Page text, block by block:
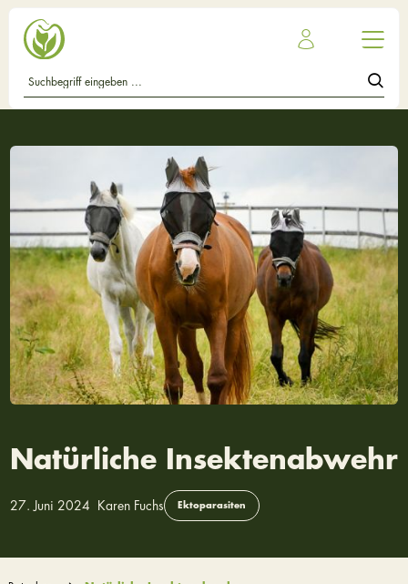
Natürliche Insektenabwehr
27. Juni 2024 Karen Fuchs Ektoparasiten